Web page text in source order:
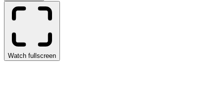
Watch fullscreen